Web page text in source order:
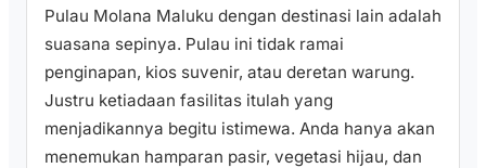
Pulau Molana Maluku dengan destinasi lain adalah
suasana sepinya. Pulau ini tidak ramai
penginapan, kios suvenir, atau deretan warung.
Justru ketiadaan fasilitas itulah yang
menjadikannya begitu istimewa. Anda hanya akan
menemukan hamparan pasir, vegetasi hijau, dan